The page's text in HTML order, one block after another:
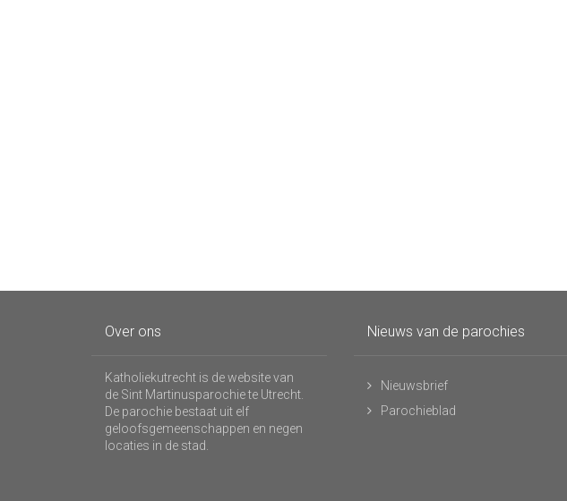
Over ons
Katholiekutrecht is de website van
de Sint Martinusparochie te Utrecht.
De parochie bestaat uit elf
geloofsgemeenschappen en negen
locaties in de stad.
Nieuws van de parochies
Nieuwsbrief
Parochieblad